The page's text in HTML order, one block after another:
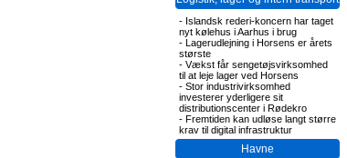
- Islandsk rederi-koncern har taget
nyt kølehus i Aarhus i brug
- Lagerudlejning i Horsens er årets
største
- Vækst får sengetøjsvirksomhed
til at leje lager ved Horsens
- Stor industrivirksomhed
investerer yderligere sit
distributionscenter i Rødekro
- Fremtiden kan udløse langt større
krav til digital infrastruktur
Havne